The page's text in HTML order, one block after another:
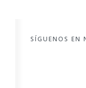
SÍGUENOS EN